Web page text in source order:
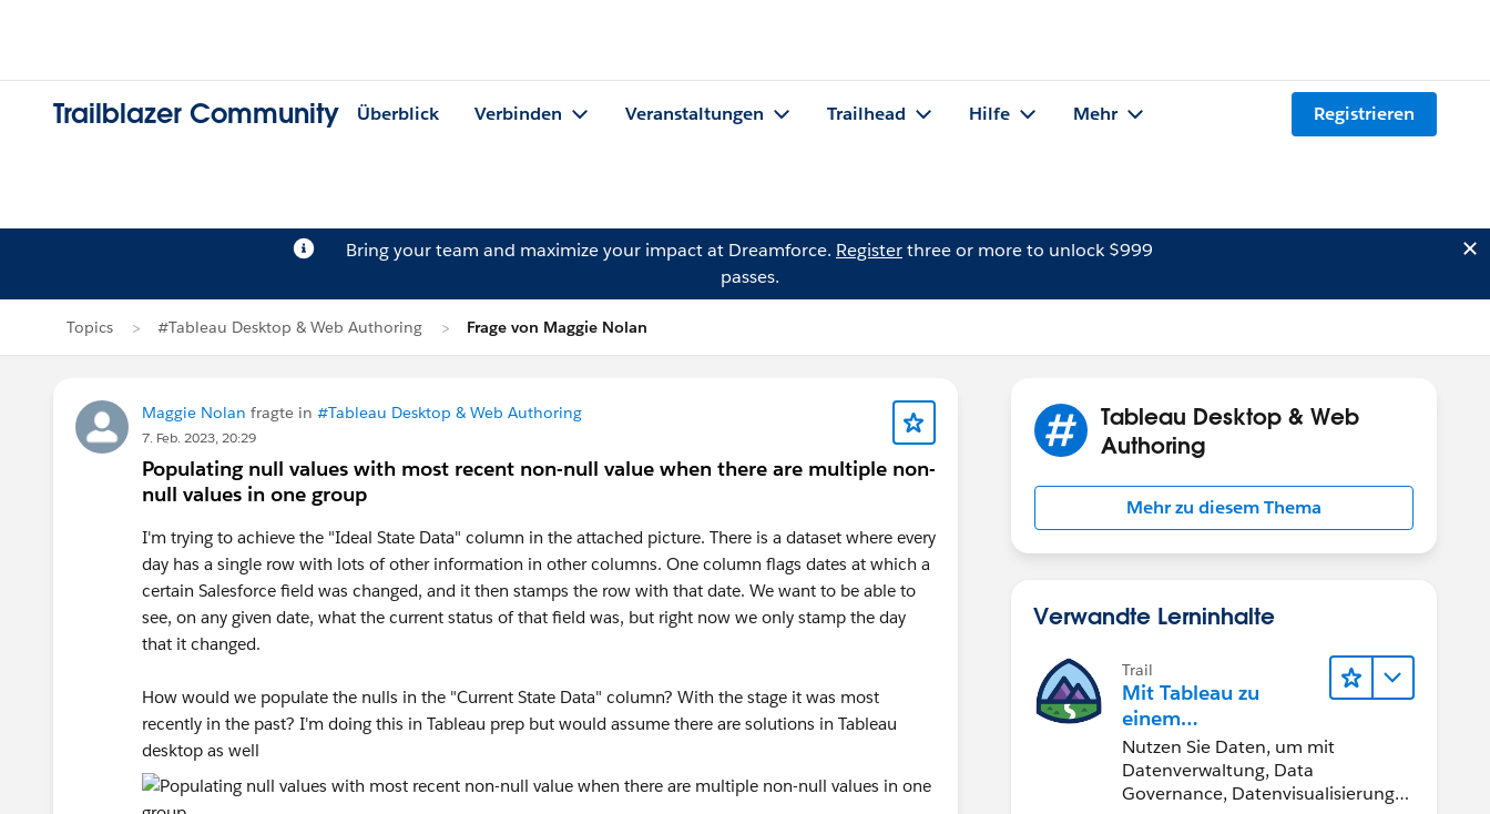
Trailblazer Community Überblick Verbinden Veranstaltungen Trailhead Hilfe Mehr Registrieren
Bring your team and maximize your impact at Dreamforce. Registerthree or more to unlock $999
passes.
Topics #Tableau Desktop & Web Authoring Frage von Maggie Nolan
Maggie Nolan fragte in #Tableau Desktop & Web Authoring
7. Feb. 2023, 20:29
Populating null values with most recent non-null value when there are multiple non-
null values in one group
I'm trying to achieve the "Ideal State Data" column in the attached picture. There is a dataset where every
day has a single row with lots of other information in other columns. One column flags dates at which a
certain Salesforce field was changed, and it then stamps the row with that date. We want to be able to
see, on any given date, what the current status of that field was, but right now we only stamp the day
that it changed.
How would we populate the nulls in the "Current State Data" column? With the stage it was most
recently in the past? I'm doing this in Tableau prep but would assume there are solutions in Tableau
desktop as well
Tableau Desktop & Web
Authoring
Mehr zu diesem Thema
Verwandte Lerninhalte
Trail
Mit Tableau zu
einem
datengestützten
Team werden
Nutzen Sie Daten, um mit
Datenverwaltung, Data
Governance, Datenvisualisierungs-